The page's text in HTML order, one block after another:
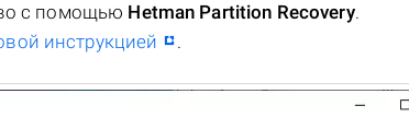
с помощью Hetman Partition Recovery.
инструкцией .